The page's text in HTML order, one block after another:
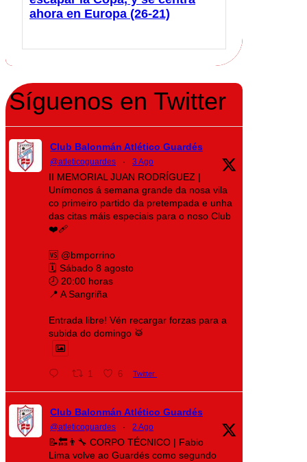
ahora en Europa (26-21)
Síguenos en Twitter
Club Balonmán Atlético Guardés
@atleticoguardes · 3 Ago
II MEMORIAL JUAN RODRÍGUEZ |
Unímonos á semana grande da nosa vila
co primeiro partido da pretempada e unha
das citas máis especiais para o noso Club
❤️‍🩹
🆚 @bmporrino
🗓️ Sábado 8 agosto
🕗 20:00 horas
📍 A Sangriña
Entrada libre! Vén recargar forzas para a
subida do domingo 🥁
1 6 Twitter
Club Balonmán Atlético Guardés
@atleticoguardes · 2 Ago
📝🔙👨‍🔧 CORPO TÉCNICO | Fabio
Lima volve ao Guardés como segundo